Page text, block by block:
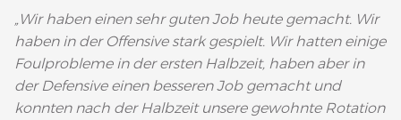
„Wir haben einen sehr guten Job heute gemacht. Wir
haben in der Offensive stark gespielt. Wir hatten einige
Foulprobleme in der ersten Halbzeit, haben aber in
der Defensive einen besseren Job gemacht und
konnten nach der Halbzeit unsere gewohnte Rotation